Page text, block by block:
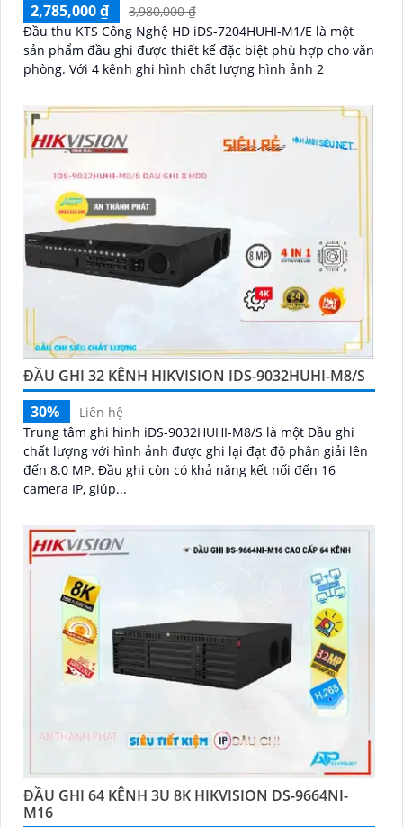
2,785,000 ₫
3,980,000 ₫
Đầu thu KTS Công Nghệ HD iDS-7204HUHI-M1/E là một
sản phẩm đầu ghi được thiết kế đặc biệt phù hợp cho văn
phòng. Với 4 kênh ghi hình chất lượng hình ảnh 2
ĐẦU GHI 32 KÊNH HIKVISION IDS-9032HUHI-M8/S
30%
Liên hệ
Trung tâm ghi hình iDS-9032HUHI-M8/S là một Đầu ghi
chất lượng với hình ảnh được ghi lại đạt độ phân giải lên
đến 8.0 MP. Đầu ghi còn có khả năng kết nối đến 16
camera IP, giúp...
ĐẦU GHI 64 KÊNH 3U 8K HIKVISION DS-9664NI-
M16